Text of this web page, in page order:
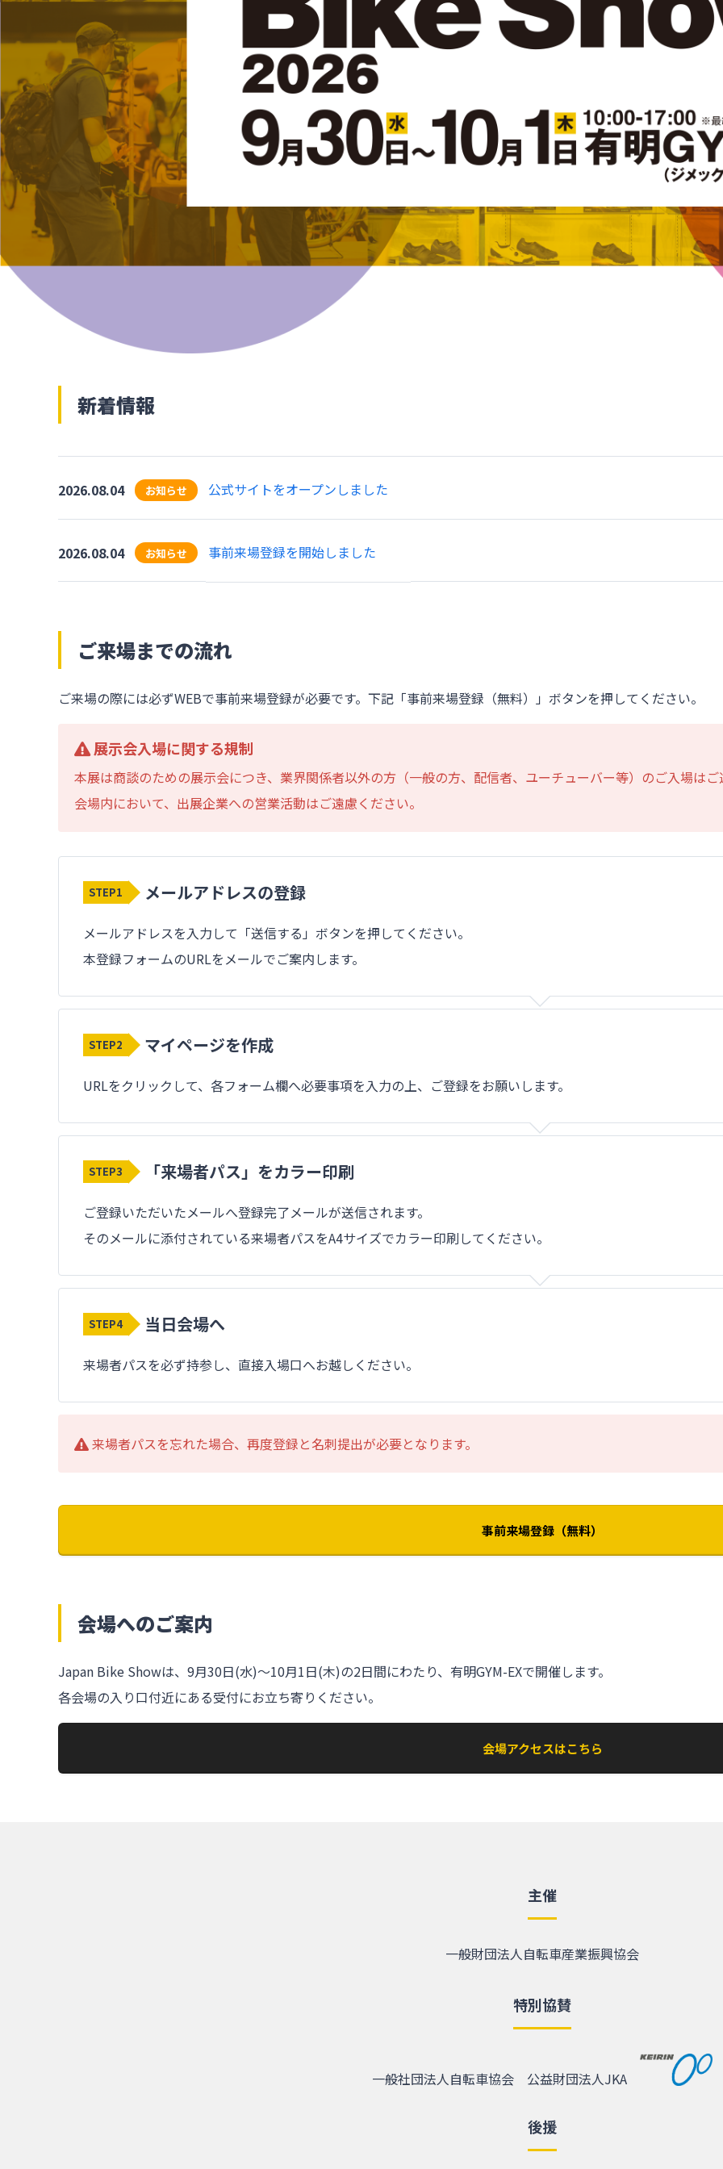
新着情報
2026.08.04 お知らせ 公式サイトをオープンしました
2026.08.04 お知らせ 事前来場登録を開始しました
ご来場までの流れ
ご来場の際には必ずWEBで事前来場登録が必要です。下記「事前来場登録（無料）」ボタンを押してください。
展示会入場に関する規制
本展は商談のための展示会につき、業界関係者以外の方（一般の方、配信者、ユーチューバー等）のご入場はご
会場内において、出展企業への営業活動はご遠慮ください。
STEP1 メールアドレスの登録
メールアドレスを入力して「送信する」ボタンを押してください。
本登録フォームのURLをメールでご案内します。
STEP2 マイページを作成
URLをクリックして、各フォーム欄へ必要事項を⼊⼒の上、ご登録をお願いします。
STEP3 「来場者パス」をカラー印刷
ご登録いただいたメールへ登録完了メールが送信されます。
そのメールに添付されている来場者パスをA4サイズでカラー印刷してください。
STEP4 当日会場へ
来場者パスを必ず持参し、直接入場口へお越しください。
来場者パスを忘れた場合、再度登録と名刺提出が必要となります。
事前来場登録（無料）
会場へのご案内
Japan Bike Showは、9月30日(水)〜10月1日(木)の2日間にわたり、有明GYM-EXで開催します。
各会場の入り口付近にある受付にお立ち寄りください。
会場アクセスはこちら
主催
一般財団法人自転車産業振興協会
特別協賛
一般社団法人自転車協会 公益財団法人JKA
後援